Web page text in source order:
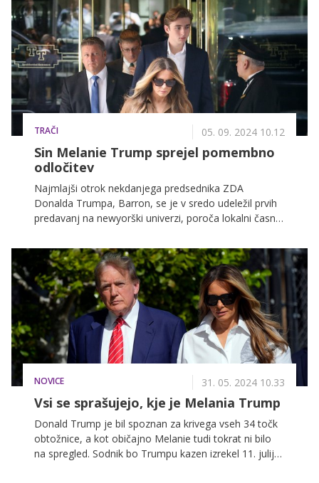
TRAČI 05. 09. 2024 10.12
Sin Melanie Trump sprejel pomembno
odločitev
Najmlajši otrok nekdanjega predsednika ZDA
Donalda Trumpa, Barron, se je v sredo udeležil prvih
predavanj na newyorški univerzi, poroča lokalni časnik
NOVICE 31. 05. 2024 10.33
Vsi se sprašujejo, kje je Melania Trump
Donald Trump je bil spoznan za krivega vseh 34 točk
obtožnice, a kot običajno Melanie tudi tokrat ni bilo
na spregled. Sodnik bo Trumpu kazen izrekel 11. julija.